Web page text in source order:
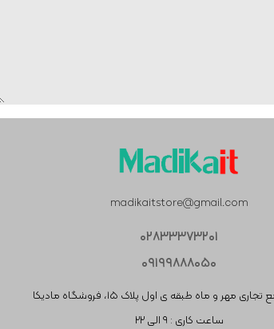
madikaitstore@gmail.com
۰۲۸۳۳۳۷۳۲۰۱
۰۹۱۹۹۸۸۸۰۵۰
مهر و ماه طبقه ی اول پلاک ۱۵، فروشگاه مادیکا
ساعت کاری : ۹ الی ۲۲